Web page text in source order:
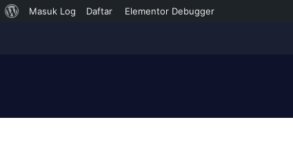
Tentang
Masuk Log Daftar Elementor Debugger